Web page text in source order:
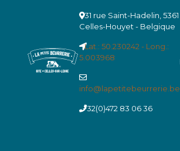
31 rue Saint-Hadelin, 5361
Celles-Houyet - Belgique
Lat.: 50.230242 - Long.:
5.003968
info@lapetitebeurrerie.be
+32(0)472 83 06 36